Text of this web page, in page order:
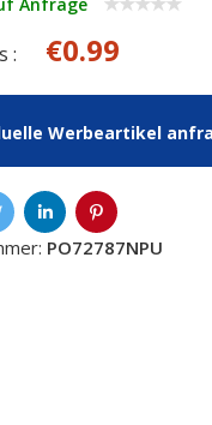
: €0.99
Werbeartikel
PO72787NPU